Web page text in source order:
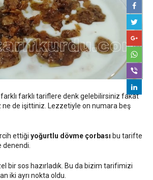
farklı tariflere denk gelebilirsiniz fakat
de işittiniz. Lezzetiyle on numara beş
ettiği yoğurtlu dövme çorbası bu tarifte
denendi.
bir sos hazırladık. Bu da bizim tarifimizi
iki ayrı nokta oldu.